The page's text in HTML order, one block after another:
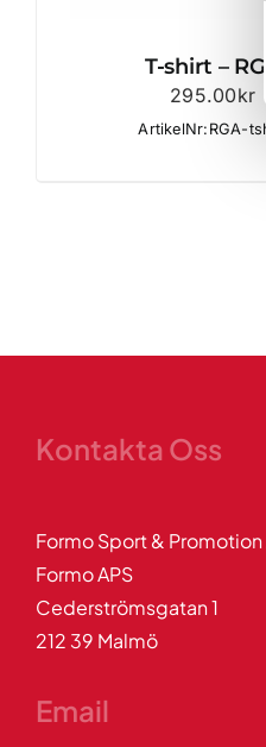
T-shirt –
295.00kr
ArtikelNr:RGA-
Kontakta Oss
Formo Sport & Promotion
Formo APS
Cederströmsgatan 1
212 39 Malmö
Email